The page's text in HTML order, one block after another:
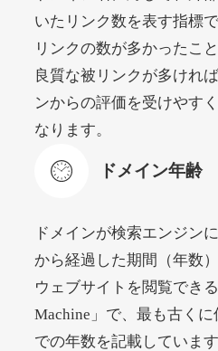
beamie.jp
ジャンルエンターテイメン
DA 52 外部リンク数
4,200円
DA52 392
いたリンク数を表す指標
リンクの数が多かったこ
良質な被リンクが多けれ
ンからの評価を受けやす
なります。
ドメイン年齢
ドメインが検索エンジン
から経過した期間（年数
ウェブサイトを閲覧でき
Machine」で、最も古く
での年数を記載しています